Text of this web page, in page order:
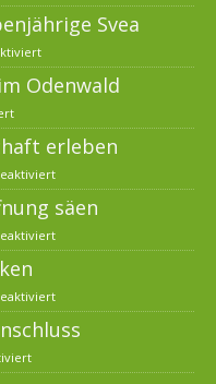
Svea
Odenwald
erleben
säen